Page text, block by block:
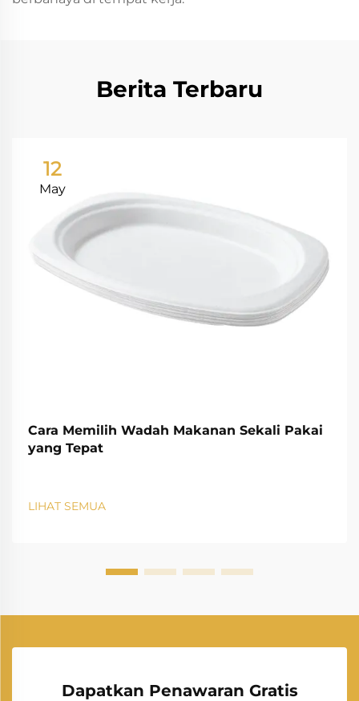
Berita Terbaru
12
May
Cara Memilih Wadah Makanan Sekali Pakai
yang Tepat
LIHAT SEMUA
Dapatkan Penawaran Gratis